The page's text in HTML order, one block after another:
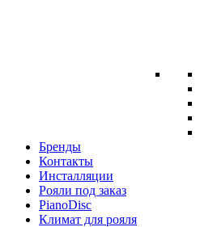
Бренды
Контакты
Инсталляции
Рояли под заказ
PianoDisc
Климат для рояля